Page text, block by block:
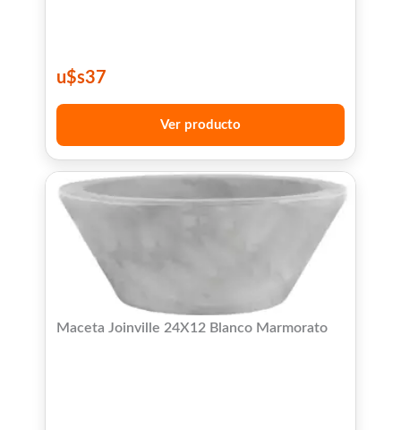
u$s37
Ver producto
Maceta Joinville 24X12 Blanco Marmorato